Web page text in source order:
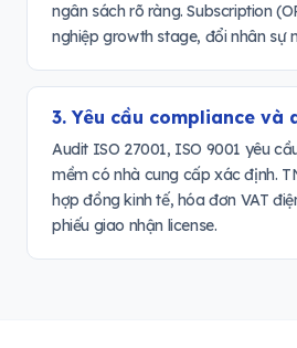
ngân sách rõ ràng. Subscription
nghiệp growth stage, đổi nhân sự
3. Yêu cầu compliance và
Audit ISO 27001, ISO 9001 yêu
mềm có nhà cung cấp xác định.
hợp đồng kinh tế, hóa đơn VAT
phiếu giao nhận license.